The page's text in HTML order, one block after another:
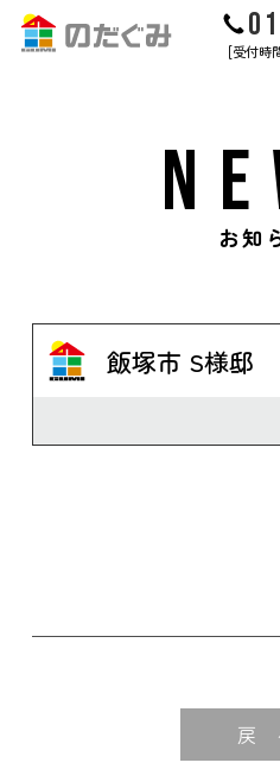
[受付時
WORKS
のだぐみの家づくり
お問合
お知
飯塚市 S様邸
戻